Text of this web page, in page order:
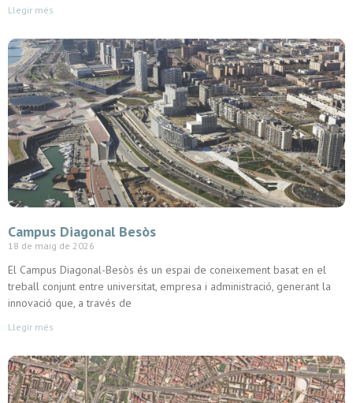
Llegir més
Campus Diagonal Besòs
18 de maig de 2026
El Campus Diagonal-Besòs és un espai de coneixement basat en el
treball conjunt entre universitat, empresa i administració, generant la
innovació que, a través de
Llegir més